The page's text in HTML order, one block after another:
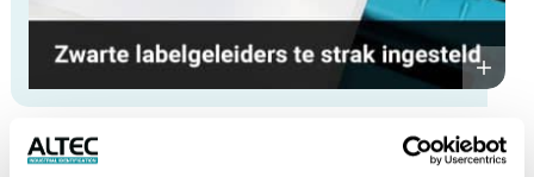
Assurez-vous que les guides d’étiquettes ne soient pas réglés trop
serrés.